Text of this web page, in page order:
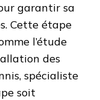
garantir sa
Cette étape
l’étude
des
spécialiste
soit